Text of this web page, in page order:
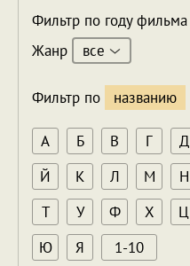
Фильтр по году фильма
Жанр
все
Фильтр по названию
А Б В Г Д
Й
К Л М Н
Т
У Ф Х Ц
Ю
Я 1-10